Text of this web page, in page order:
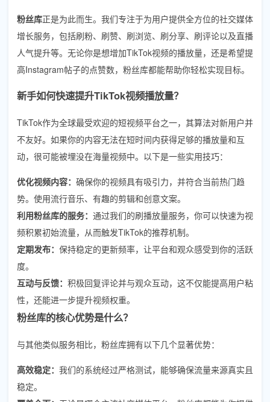
粉丝库正是为此而生。我们专注于为用户提供全方位的社交媒体
增长服务，包括刷粉、刷赞、刷浏览、刷分享、刷评论以及直播
人气提升等。无论你是想增加TikTok视频的播放量，还是希望提
高Instagram帖子的点赞数，粉丝库都能帮助你轻松实现目标。
新手如何快速提升TikTok视频播放量？
TikTok作为全球最受欢迎的短视频平台之一，其算法对新用户并
不友好。如果你的内容无法在短时间内获得足够的播放量和互
动，很可能被埋没在海量视频中。以下是一些实用技巧：
优化视频内容： 确保你的视频具有吸引力，并符合当前热门趋
势。使用流行音乐、有趣的剪辑和创意文案。
利用粉丝库的服务： 通过我们的刷播放量服务，你可以快速为视
频积累初始流量，从而触发TikTok的推荐机制。
定期发布： 保持稳定的更新频率，让平台和观众感受到你的活跃
度。
互动与反馈： 积极回复评论并与观众互动，这不仅能提高用户粘
性，还能进一步提升视频权重。
粉丝库的核心优势是什么？
与其他类似服务相比，粉丝库拥有以下几个显著优势：
高效稳定： 我们的系统经过严格测试，能够确保流量来源真实且
稳定。